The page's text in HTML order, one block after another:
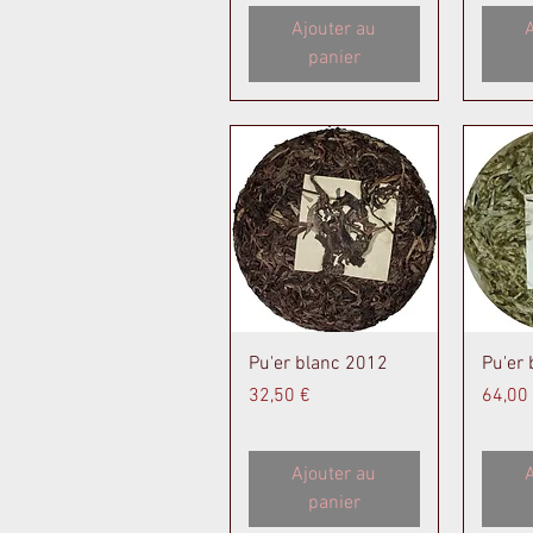
Ajouter au
panier
Aperçu rapide
Pu'er blanc 2012
Prix
32,50 €
Ajouter au
panier
Pu'er
Prix
64,00